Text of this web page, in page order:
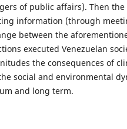
of public affairs). Then
information (through
between the
executed Venezuelan
the consequences of
social and environmental
and long term.